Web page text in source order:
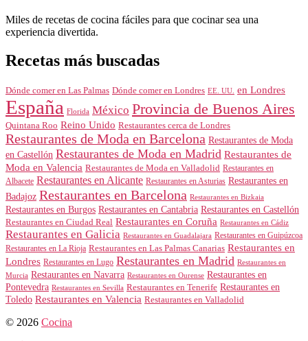
Miles de recetas de cocina fáciles para que cocinar sea una
experiencia divertida.
Recetas más buscadas
Dónde comer en Las Palmas Dónde comer en Londres EE. UU. en Londres
España Florida México Provincia de Buenos Aires
Quintana Roo Reino Unido Restaurantes cerca de Londres
Restaurantes de Moda en Barcelona Restaurantes de Moda
en Castellón Restaurantes de Moda en Madrid Restaurantes de
Moda en Valencia Restaurantes de Moda en Valladolid Restaurantes en
Albacete Restaurantes en Alicante Restaurantes en Asturias Restaurantes en
Badajoz Restaurantes en Barcelona Restaurantes en Bizkaia
Restaurantes en Burgos Restaurantes en Cantabria Restaurantes en Castellón
Restaurantes en Ciudad Real Restaurantes en Coruña Restaurantes en Cádiz
Restaurantes en Galicia Restaurantes en Guadalajara Restaurantes en Guipúzcoa
Restaurantes en La Rioja Restaurantes en Las Palmas Canarias Restaurantes en
Londres Restaurantes en Lugo Restaurantes en Madrid Restaurantes en
Murcia Restaurantes en Navarra Restaurantes en Ourense Restaurantes en
Pontevedra Restaurantes en Sevilla Restaurantes en Tenerife Restaurantes en
Toledo Restaurantes en Valencia Restaurantes en Valladolid
© 2026 Cocina